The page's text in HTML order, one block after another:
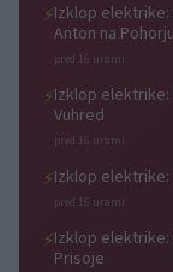
⚡Izklop elektrike:
Anton na Pohorju
pred 16 urami
⚡Izklop elektrike:
Vuhred
pred 16 urami
⚡Izklop elektrike:
pred 16 urami
⚡Izklop elektrike:
Prisoje